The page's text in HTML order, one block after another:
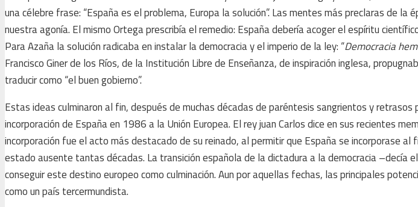
una célebre frase: “España es el problema, Europa la solución”. Las mentes más preclaras de la
nuestra agonía. El mismo Ortega prescribía el remedio: España debería acoger el espíritu
Para Azaña la solución radicaba en instalar la democracia y el imperio de la ley: “Democracia
Francisco Giner de los Ríos, de la Institución Libre de Enseñanza, de inspiración inglesa,
traducir como “el buen gobierno”.
Estas ideas culminaron al fin, después de muchas décadas de paréntesis sangrientos y
incorporación de España en 1986 a la Unión Europea. El rey juan Carlos dice en sus recientes
incorporación fue el acto más destacado de su reinado, al permitir que España se incorporase al
estado ausente tantas décadas. La transición española de la dictadura a la democracia –decía
conseguir este destino europeo como culminación. Aun por aquellas fechas, las principales
como un país tercermundista.